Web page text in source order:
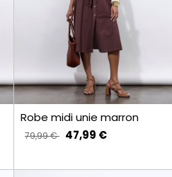
Robe midi unie marron
79,99 € 47,99 €